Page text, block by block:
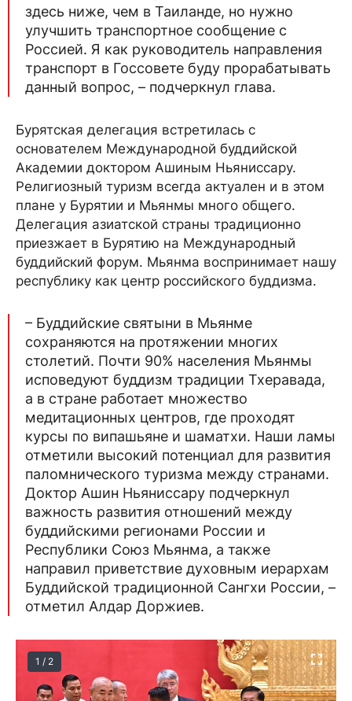
здесь ниже, чем в Таиланде, но нужно
улучшить транспортное сообщение с
Россией. Я как руководитель направления
транспорт в Госсовете буду прорабатывать
данный вопрос, – подчеркнул глава.
Бурятская делегация встретилась с
основателем Международной буддийской
Академии доктором Ашиным Ньяниссару.
Религиозный туризм всегда актуален и в этом
плане у Бурятии и Мьянмы много общего.
Делегация азиатской страны традиционно
приезжает в Бурятию на Международный
буддийский форум. Мьянма воспринимает нашу
республику как центр российского буддизма.
– Буддийские святыни в Мьянме
сохраняются на протяжении многих
столетий. Почти 90% населения Мьянмы
исповедуют буддизм традиции Тхеравада,
а в стране работает множество
медитационных центров, где проходят
курсы по випашьяне и шаматхи. Наши ламы
отметили высокий потенциал для развития
паломнического туризма между странами.
Доктор Ашин Ньяниссару подчеркнул
важность развития отношений между
буддийскими регионами России и
Республики Союз Мьянма, а также
направил приветствие духовным иерархам
Буддийской традиционной Сангхи России, –
отметил Алдар Доржиев.
1 / 2